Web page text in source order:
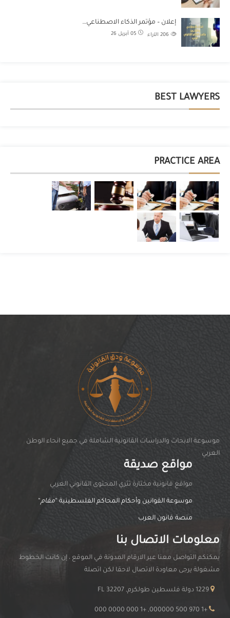
إعلان – مؤتمر الذكاء الاصطناعي…
05 أبريل 26 الآراء
BEST LAWYERS
PRACTICE AREA
موسوعة الابحاث والدراسات القانونية الشاملة في جميع انحاء الوطن
العربي
مواقع صديقة
مواقغ قانونية مختارة تثري المحتوى القانوني العربي
موسوعة القوانين وأحكام المحاكم الفلسطينية “مقام“
منصة قانون العرب
معلومات الاتصال بنا
يمكنكم التواصل معنا عبر الارقام المدونة في الموقع ، إن كانت الخطوط
مشغولة يرجى معاودة الاتصال لاحقا لكن اتصلة
+1 970 500 000000, +1 000 0000 000